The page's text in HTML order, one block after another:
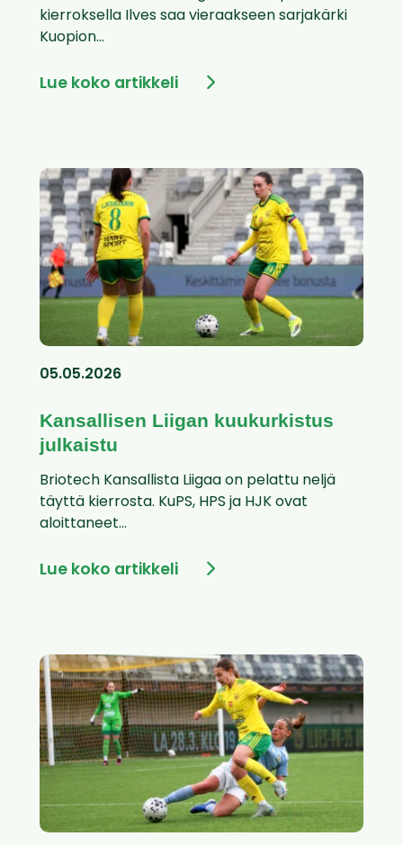
kierroksella Ilves saa vieraakseen sarjakärki
Kuopion...
Lue koko artikkeli
05.05.2026
Kansallisen Liigan kuukurkistus
julkaistu
Briotech Kansallista Liigaa on pelattu neljä
täyttä kierrosta. KuPS, HPS ja HJK ovat
aloittaneet...
Lue koko artikkeli